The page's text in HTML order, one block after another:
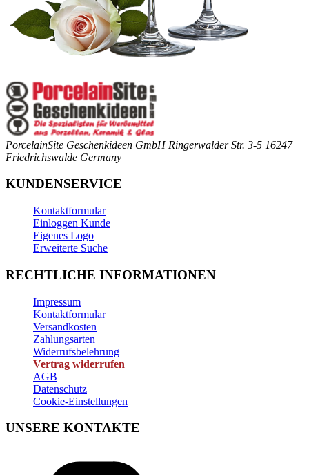
PorcelainSite Geschenkideen GmbH Ringerwalder Str. 3-5 16247
Friedrichswalde Germany
KUNDENSERVICE
Kontaktformular
Einloggen Kunde
Eigenes Logo
Erweiterte Suche
RECHTLICHE INFORMATIONEN
Impressum
Kontaktformular
Versandkosten
Zahlungsarten
Widerrufsbelehrung
Vertrag widerrufen
AGB
Datenschutz
Cookie-Einstellungen
UNSERE KONTAKTE